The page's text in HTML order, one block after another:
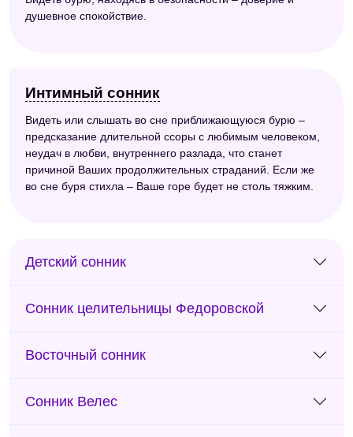
душевное спокойствие.
Интимный сонник
Видеть или слышать во сне приближающуюся бурю –
предсказание длительной ссоры с любимым человеком,
неудач в любви, внутреннего разлада, что станет
причиной Ваших продолжительных страданий. Если же
во сне буря стихла – Ваше горе будет не столь тяжким.
Детский сонник
Сонник целительницы Федоровской
Восточный сонник
Сонник Велес